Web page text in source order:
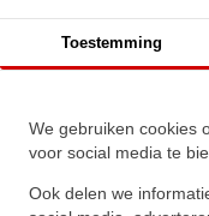
Toestemming
We gebruiken cookies
voor social media te
Ook delen we
★★★★★
★★★★★